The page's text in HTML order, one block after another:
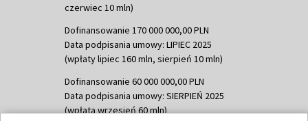
czerwiec 10 mln)
Dofinansowanie 170 000 000,00 PLN
Data podpisania umowy: LIPIEC 2025
(wpłaty lipiec 160 mln, sierpień 10 mln)
Dofinansowanie 60 000 000,00 PLN
Data podpisania umowy: SIERPIEŃ 2025
(wpłata wrzesień 60 mln)